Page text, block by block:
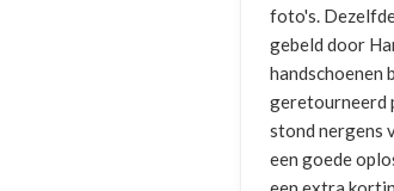
foto's. Dezelfde
gebeld door
handschoenen
geretourneerd
stond nergens
een goede